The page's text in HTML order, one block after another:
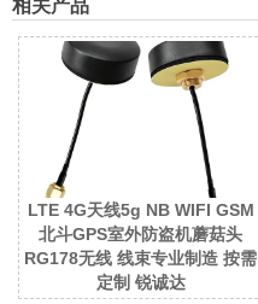
相关产品
LTE 4G天线5g NB WIFI GSM
北斗GPS室外防盗机蘑菇头
RG178无线 线束专业制造 按需
定制 锐诚达